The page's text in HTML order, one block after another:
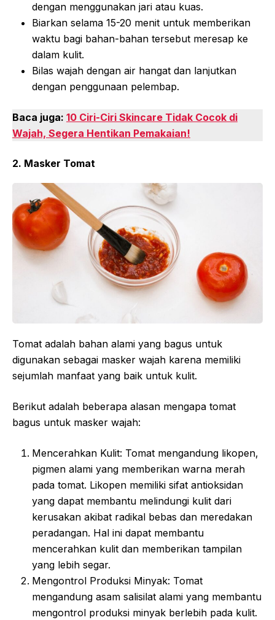
dengan menggunakan jari atau kuas.
Biarkan selama 15-20 menit untuk memberikan
waktu bagi bahan-bahan tersebut meresap ke
dalam kulit.
Bilas wajah dengan air hangat dan lanjutkan
dengan penggunaan pelembap.
Baca juga: 10 Ciri-Ciri Skincare Tidak Cocok di
Wajah, Segera Hentikan Pemakaian!
2. Masker Tomat
Tomat adalah bahan alami yang bagus untuk
digunakan sebagai masker wajah karena memiliki
sejumlah manfaat yang baik untuk kulit.
Berikut adalah beberapa alasan mengapa tomat
bagus untuk masker wajah:
Mencerahkan Kulit: Tomat mengandung likopen,
pigmen alami yang memberikan warna merah
pada tomat. Likopen memiliki sifat antioksidan
yang dapat membantu melindungi kulit dari
kerusakan akibat radikal bebas dan meredakan
peradangan. Hal ini dapat membantu
mencerahkan kulit dan memberikan tampilan
yang lebih segar.
Mengontrol Produksi Minyak: Tomat
mengandung asam salisilat alami yang membantu
mengontrol produksi minyak berlebih pada kulit.